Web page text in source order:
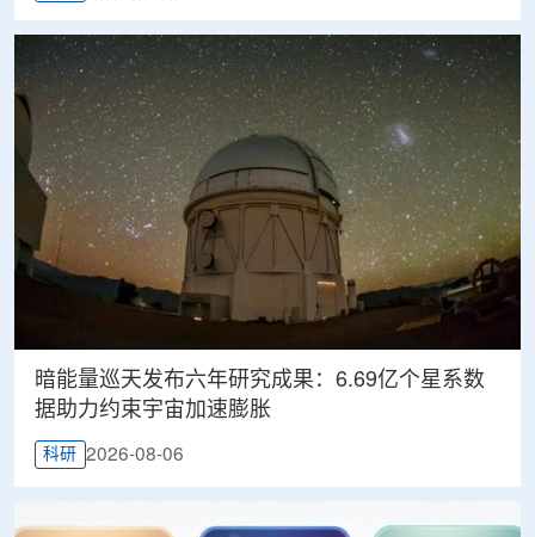
暗能量巡天发布六年研究成果：6.69亿个星系数
据助力约束宇宙加速膨胀
科研 2026-08-06